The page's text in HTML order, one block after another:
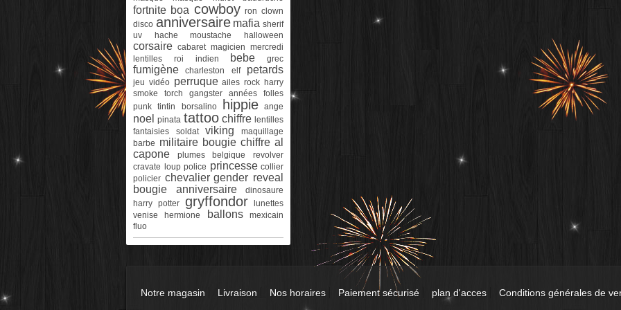
fortnite boa cowboy ron clown
disco anniversaire mafia sherif
uv
hache moustache halloween
corsaire cabaret magicien mercredi
lentilles
roi indien bebe grec
fumigène charleston elf petards
jeu vidéo perruque ailes rock harry
smoke torch
gangster
années folles
punk tintin borsalino hippie ange
noel pinata tattoo chiffre lentilles
fantaisies
soldat viking
maquillage
barbe militaire bougie chiffre al
capone
plumes belgique
revolver
cravate loup police princesse collier
policier chevalier gender reveal
bougie anniversaire
dinosaure
harry potter gryffondor lunettes
venise
hermione ballons
mexicain
fluo
Notre magasin Livraison Nos horaires Paiement sécurisé plan d'acces Conditions générales de